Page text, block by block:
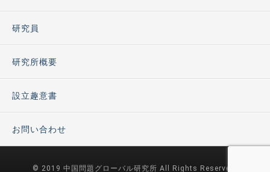
研究員
研究所概要
設立趣意書
お問い合わせ
© 2019 中国問題グローバル研究所 All Rights Reserved.